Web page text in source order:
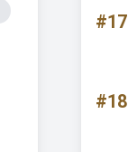
#17
#18